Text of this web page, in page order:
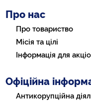
Про нас
Про товариство
Місія та цілі
Інформація для
Офіційна
Антикорупційна